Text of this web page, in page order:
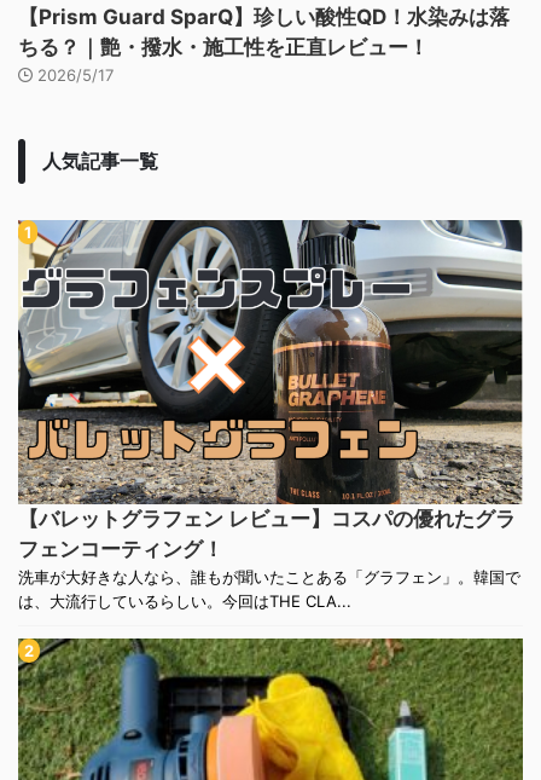
【Prism Guard SparQ】珍しい酸性QD！水染みは落
ちる？｜艶・撥水・施工性を正直レビュー！
2026/5/17
人気記事一覧
【バレットグラフェン レビュー】コスパの優れたグラ
フェンコーティング！
洗車が大好きな人なら、誰もが聞いたことある「グラフェン」。韓国で
は、大流行しているらしい。今回はTHE CLA...